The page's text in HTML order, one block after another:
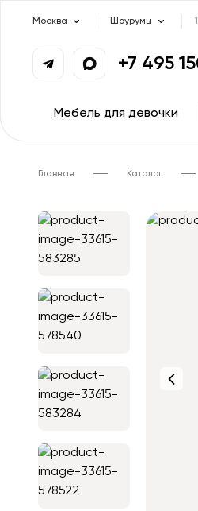
Москва Шоурумы
+7 495
Мебель для девочки
Главная Каталог